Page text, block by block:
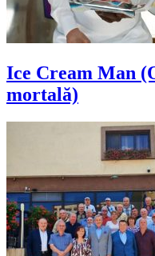
Ice Cream Man
mortală)